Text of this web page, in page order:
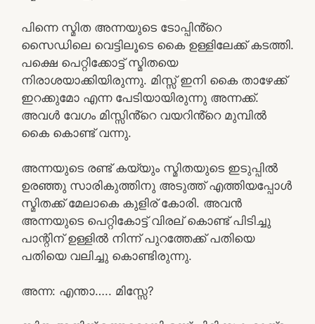
പിന്നെ സ്മിത അന്നയുടെ ടോപ്പിൻ്റെ
സൈഡിലെ വെട്ടിലൂടെ കൈ ഉള്ളിലേക്ക് കടത്തി.
പക്ഷെ പെറ്റിക്കോട്ട് സ്മിതയെ
നിരാശയാക്കിയിരുന്നു. മിസ്സ്‌ ഇനി കൈ താഴേക്ക്
ഇറക്കുമോ എന്ന പേടിയായിരുന്നു അന്നക്ക്.
അവൾ വേഗം മിസ്സിൻ്റെ വയറിൻ്റെ മുമ്പിൽ
കൈ കൊണ്ട് വന്നു.
അന്നയുടെ രണ്ട് കയ്യും സ്മിതയുടെ ഇടുപ്പിൽ
ഉരഞ്ഞു സാരികുത്തിനു അടുത്ത് എത്തിയപ്പോൾ
സ്മിതക്ക് മേലാകെ കുളിര് കോരി. അവൻ
അന്നയുടെ പെറ്റികോട്ട് വിരല് കൊണ്ട് പിടിച്ചു
പാന്റിന് ഉള്ളിൽ നിന്ന് പുറത്തേക്ക് പതിയെ
പതിയെ വലിച്ചു കൊണ്ടിരുന്നു.
അന്ന: എന്താ….. മിസ്സേ?